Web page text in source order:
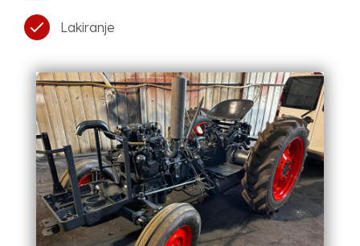
Lakiranje